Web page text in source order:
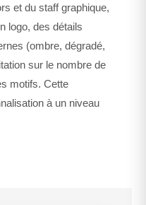
et du staff graphique,
logo, des détails
(ombre, dégradé,
sur le nombre de
motifs. Cette
à un niveau